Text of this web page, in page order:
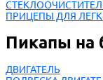
ПРИЦЕПЫ ДЛЯ
Пикапы на
ДВИГАТЕЛЬ